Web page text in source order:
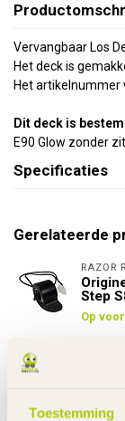
Toestemming
Vervangbaar Los
Het deck is
Het artikelnummer
Dit deck is
E90 Glow zonder
Specificaties
Gerelateerde
RAZOR
Step
Op
Op